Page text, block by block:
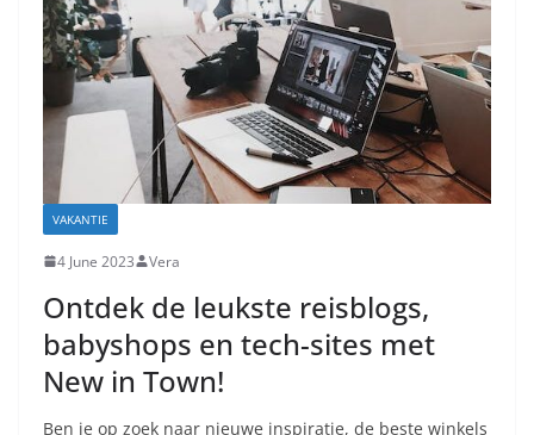
VAKANTIE
4 June 2023 Vera
Ontdek de leukste reisblogs,
babyshops en tech-sites met
New in Town!
Ben je op zoek naar nieuwe inspiratie, de beste winkels